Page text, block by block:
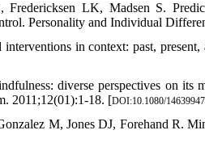
LK, Madsen S.
Personality and Individual
interventions in context: past,
diverse perspectives on its
2011;12(01):1-18. [DOI:10.1080/
M, Jones DJ, Forehand R.